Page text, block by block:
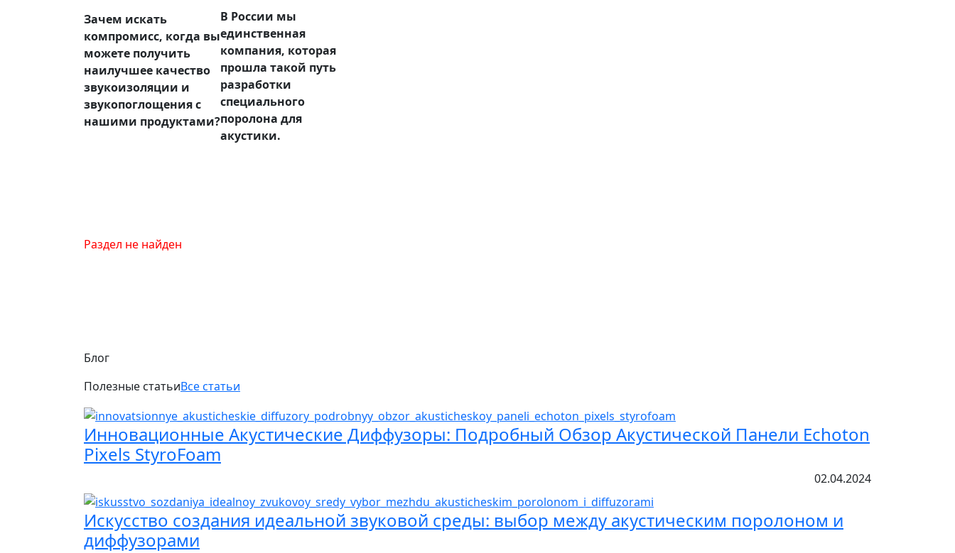
Зачем искать
компромисс, когда вы
можете получить
наилучшее качество
звукоизоляции и
звукопоглощения с
нашими продуктами?
В России мы
единственная
компания, которая
прошла такой путь
разработки
специального
поролона для
акустики.
Раздел не найден
Блог
Полезные статьиВсе статьи
Инновационные Акустические Диффузоры: Подробный Обзор Акустической Панели Echoton
Pixels StyroFoam
02.04.2024
Искусство создания идеальной звуковой среды: выбор между акустическим поролоном и
диффузорами